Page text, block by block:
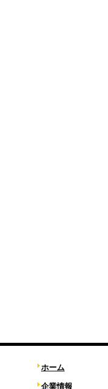
ホーム
企業情報